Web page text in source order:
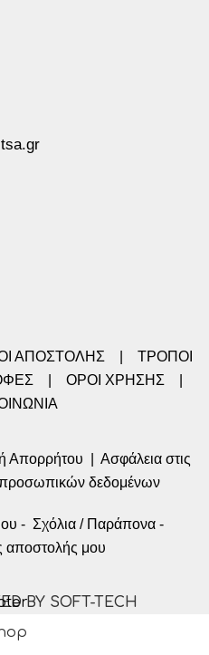
ΑΠΟΣΤΟΛΗΣ
ΤΡΟΠΟΙ
ΟΡΟΙ ΧΡΗΣΗΣ
Απορρήτου
Ασφάλεια στις
δεδομένων
- Σχόλια / Παράπονα -
αποστολής μου
BY SOFT-TECH